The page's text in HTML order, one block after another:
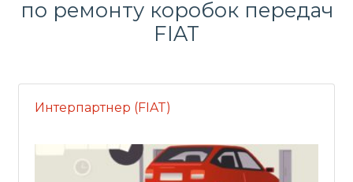
по ремонту коробок передач
FIAT
Интерпартнер (FIAT)